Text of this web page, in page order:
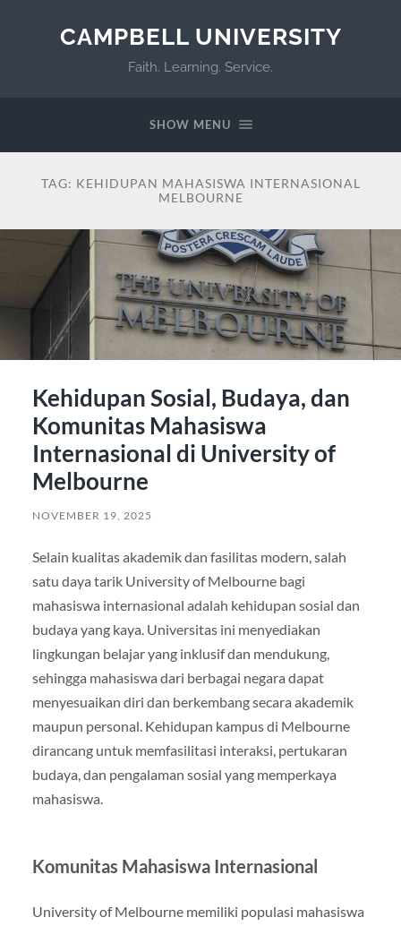
CAMPBELL UNIVERSITY
Faith. Learning. Service.
SHOW MENU
TAG: KEHIDUPAN MAHASISWA INTERNASIONAL
MELBOURNE
Kehidupan Sosial, Budaya, dan
Komunitas Mahasiswa
Internasional di University of
Melbourne
NOVEMBER 19, 2025
Selain kualitas akademik dan fasilitas modern, salah
satu daya tarik University of Melbourne bagi
mahasiswa internasional adalah kehidupan sosial dan
budaya yang kaya. Universitas ini menyediakan
lingkungan belajar yang inklusif dan mendukung,
sehingga mahasiswa dari berbagai negara dapat
menyesuaikan diri dan berkembang secara akademik
maupun personal. Kehidupan kampus di Melbourne
dirancang untuk memfasilitasi interaksi, pertukaran
budaya, dan pengalaman sosial yang memperkaya
mahasiswa.
Komunitas Mahasiswa Internasional
University of Melbourne memiliki populasi mahasiswa